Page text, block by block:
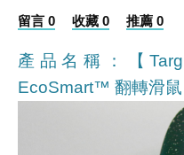
留言 0 收藏 0 推薦 0
產品名稱：【
EcoSmart™ 翻轉滑鼠